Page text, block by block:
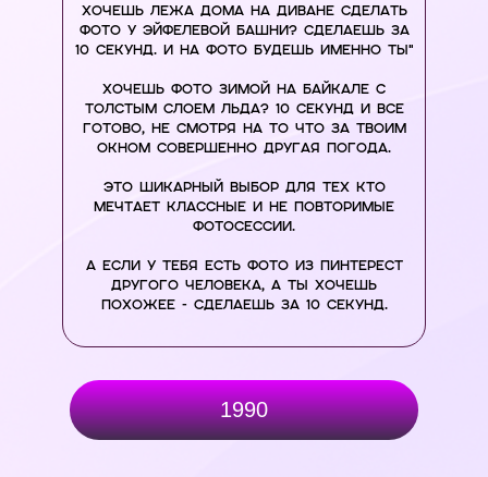
ХОЧЕШЬ ЛЕЖА ДОМА НА ДИВАНЕ СДЕЛАТЬ
ФОТО У ЭЙФЕЛЕВОЙ БАШНИ? СДЕЛАЕШЬ ЗА
10 СЕКУНД. И НА ФОТО БУДЕШЬ ИМЕННО ТЫ"
ХОЧЕШЬ ФОТО ЗИМОЙ НА БАЙКАЛЕ С
ТОЛСТЫМ СЛОЕМ ЛЬДА? 10 СЕКУНД И ВСЕ
ГОТОВО, НЕ СМОТРЯ НА ТО ЧТО ЗА ТВОИМ
ОКНОМ СОВЕРШЕННО ДРУГАЯ ПОГОДА.
ЭТО ШИКАРНЫЙ ВЫБОР ДЛЯ ТЕХ КТО
МЕЧТАЕТ КЛАССНЫЕ И НЕ ПОВТОРИМЫЕ
ФОТОСЕССИИ.
А ЕСЛИ У ТЕБЯ ЕСТЬ ФОТО ИЗ ПИНТЕРЕСТ
ДРУГОГО ЧЕЛОВЕКА, А ТЫ ХОЧЕШЬ
ПОХОЖЕЕ - СДЕЛАЕШЬ ЗА 10 СЕКУНД.
1990